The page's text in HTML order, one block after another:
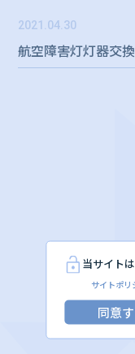
当サイト
サイトポリ
同意
2021.04.30
航空障害灯灯器交